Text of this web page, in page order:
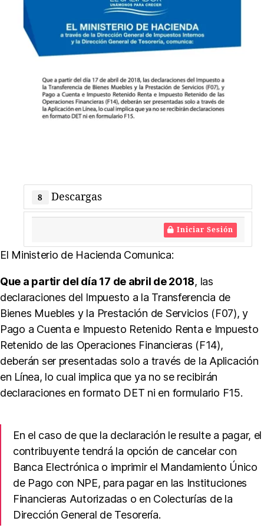
r
S
V
8
Tributarias
F07
8 Descargas
Iniciar Sesión
El Ministerio de Hacienda Comunica:
Que a partir del día 17 de abril de 2018, las
declaraciones del Impuesto a la Transferencia de
Bienes Muebles y la Prestación de Servicios (F07), y
Pago a Cuenta e Impuesto Retenido Renta e Impuesto
Retenido de las Operaciones Financieras (F14),
deberán ser presentadas solo a través de la Aplicación
en Línea, lo cual implica que ya no se recibirán
declaraciones en formato DET ni en formulario F15.
En el caso de que la declaración le resulte a pagar, el
contribuyente tendrá la opción de cancelar con
Banca Electrónica o imprimir el Mandamiento Único
de Pago con NPE, para pagar en las Instituciones
Financieras Autorizadas o en Colecturías de la
Dirección General de Tesorería.
al
o
d
e
t
e
r